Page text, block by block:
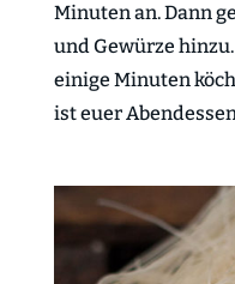
Minuten an. Dann
und Gewürze
einige Minuten
ist euer